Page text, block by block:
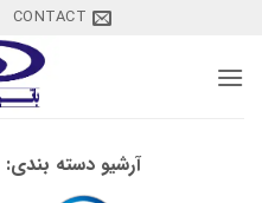
content
CONTACT
آرشیو دسته بندی: